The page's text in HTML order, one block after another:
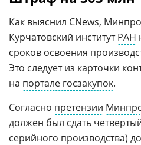
Как выяснил CNews,
Курчатовский институтРАН
сроков освоения
Это следует из карточки
на портале госзакупок.
Согласно претензии
должен был сдать
серийного производства)